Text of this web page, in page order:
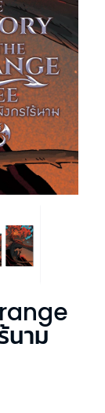
นาม